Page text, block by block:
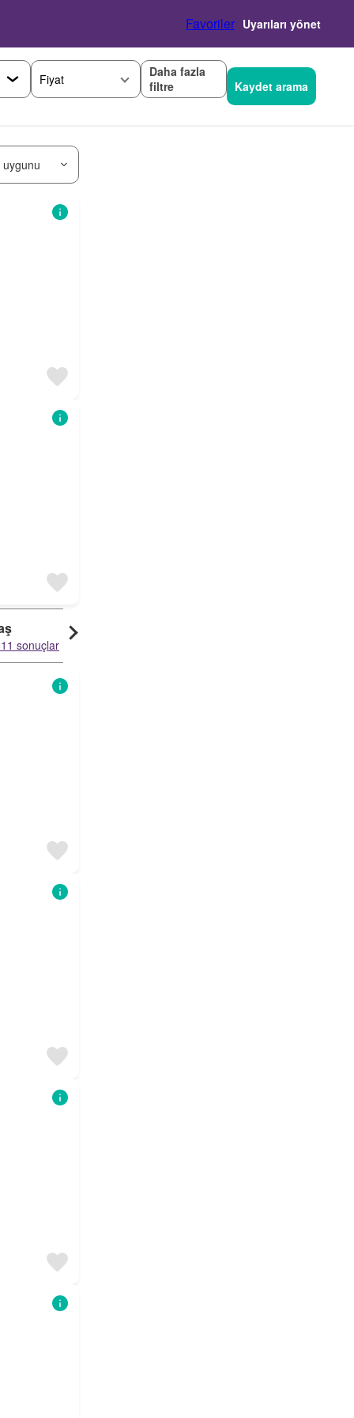
Favoriler Uyarıları yönet
Fiyat
Daha fazla
filtre
Kaydet arama
sonuçlar